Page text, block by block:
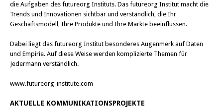
die Aufgaben des futureorg Instituts. Das futureorg Institut macht die
Trends und Innovationen sichtbar und verständlich, die Ihr
Geschäftsmodell, Ihre Produkte und Ihre Märkte beeinflussen.
Dabei liegt das futureorg Institut besonderes Augenmerk auf Daten
und Empirie. Auf diese Weise werden komplizierte Themen für
Jedermann verständlich.
www.futureorg-institute.com
AKTUELLE KOMMUNIKATIONSPROJEKTE